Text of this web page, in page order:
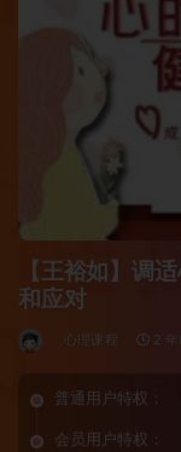
【王裕如】调
和应对
心理课程 2 年
普通用户特权：
会员用户特权：